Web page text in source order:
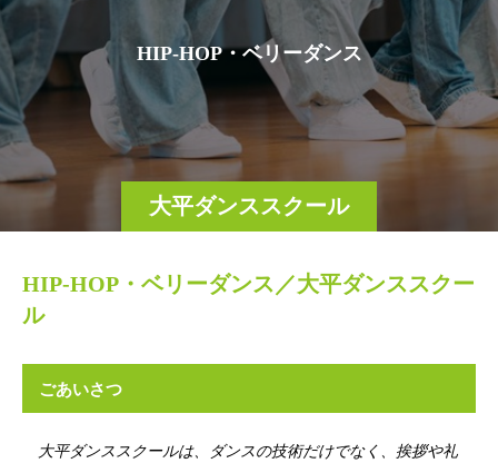
大平ダンススクール
HIP-HOP・ベリーダンス
HIP-HOP・ベリーダンス／大平ダンススクー
ル
ごあいさつ
大平ダンススクールは、ダンスの技術だけでなく、挨拶や礼